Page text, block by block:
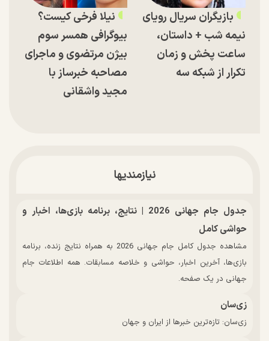
بازیگران سریال رویای
نیمه شب + داستان،
ساعت پخش و زمان
تکرار از شبکه سه
نیلا فرخی کیست؟
بیوگرافی همسر سوم
بیژن مرتضوی و ماجرای
مصاحبه خبرساز با
مجید واشقانی
نیازمندیها
جدول جام جهانی 2026 | نتایج، برنامه بازی‌ها، اخبار و
حواشی کامل
مشاهده جدول کامل جام جهانی 2026 به همراه نتایج زنده، برنامه
بازی‌ها، آخرین اخبار، حواشی و خلاصه مسابقات. همه اطلاعات جام
جهانی در یک صفحه.
زی‌سان
زی‌سان: تازه‌ترین خبرها از ایران و جهان